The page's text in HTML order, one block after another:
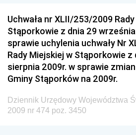
Drogowego
Dziennik Urzędowy
Dziennik Urzędowy Komendy
Dziennik Urzędowy Ministra
Społecznej
Dziennik Urzędowy Ministra
i Gospodarki Morskiej
Uchwała nr XLII/253/2009
Stąporkowie z dnia 29
sprawie uchylenia uchwały Nr
Rady Miejskiej w Stąporkowie z
sierpnia 2009r. w sprawie
Gminy Stąporków na 2009r.
Dziennik Urzędowy Województwa
2009 nr 474 poz. 3450